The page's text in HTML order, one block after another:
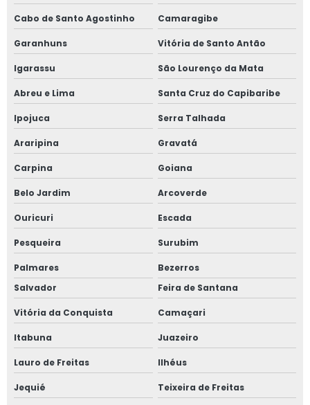
Treinamento de nr 10 mato grosso do sul
Treinamento de nr 10 valor
Treinamento nr 10 para empresa
Treinamento nr 12 para empresa
Treinamento nr 12 preço
Treinamento nr 13 para empresa
Treinamentos de nr 13
Valor de projeto de combate a incêndio
Válvula de alívio de pressão
Cabo de Santo Agostinho Camaragibe
Garanhuns Vitória de Santo Antão
Igarassu São Lourenço da Mata
Abreu e Lima Santa Cruz do Capibaribe
Ipojuca Serra Talhada
Araripina Gravatá
Carpina Goiana
Belo Jardim Arcoverde
Ouricuri Escada
Pesqueira Surubim
Palmares
Bezerros
Salvador
Feira de Santana
Vitória da Conquista Camaçari
Itabuna Juazeiro
Lauro de Freitas Ilhéus
Jequié Teixeira de Freitas